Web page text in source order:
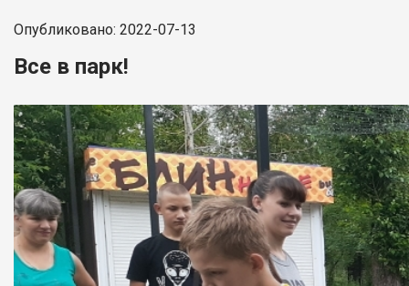
Опубликовано: 2022-07-13
Все в парк!